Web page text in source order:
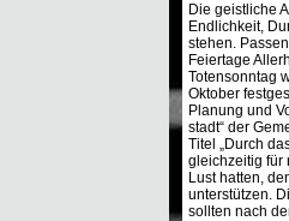
Die geistliche
Endlichkeit,
stehen.
Feiertage
Totensonntag
Oktober
Planung und
stadt“ der
Titel „Durch
gleichzeitig für
Lust hatten,
unterstützen.
sollten nach